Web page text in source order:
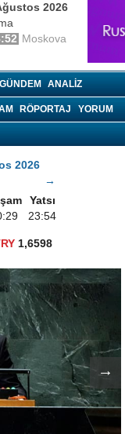
2026
Moskova
GÜNDEM ANALIZ
RÖPORTAJ YORUM
2026
→
Yatsı
23:54
1,6598
→